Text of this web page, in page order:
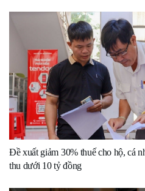
Đề xuất giảm 30% thuế cho hộ, cá
thu dưới 10 tỷ đồng